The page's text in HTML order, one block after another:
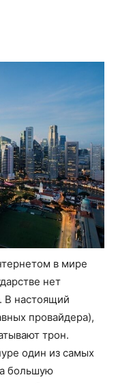
в мире
нет
В настоящий
провайдера),
трон.
один из самых
большую